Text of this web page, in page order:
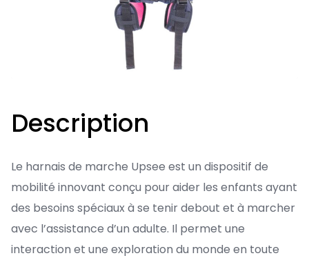
Description
Le harnais de marche Upsee est un dispositif de
mobilité innovant conçu pour aider les enfants ayant
des besoins spéciaux à se tenir debout et à marcher
avec l’assistance d’un adulte. Il permet une
interaction et une exploration du monde en toute